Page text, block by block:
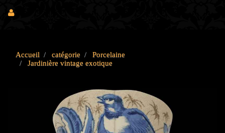
Accueil catégorie
Porcelaine
Jardinière vintage exotique